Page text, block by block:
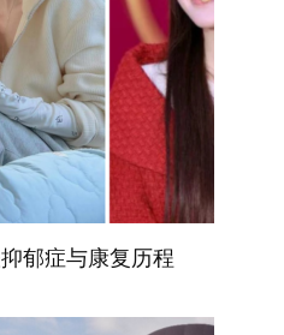
郁症与康复历程